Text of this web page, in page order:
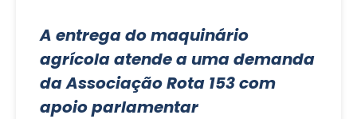
A entrega do maquinário
agrícola atende a uma demanda
da Associação Rota 153 com
apoio parlamentar